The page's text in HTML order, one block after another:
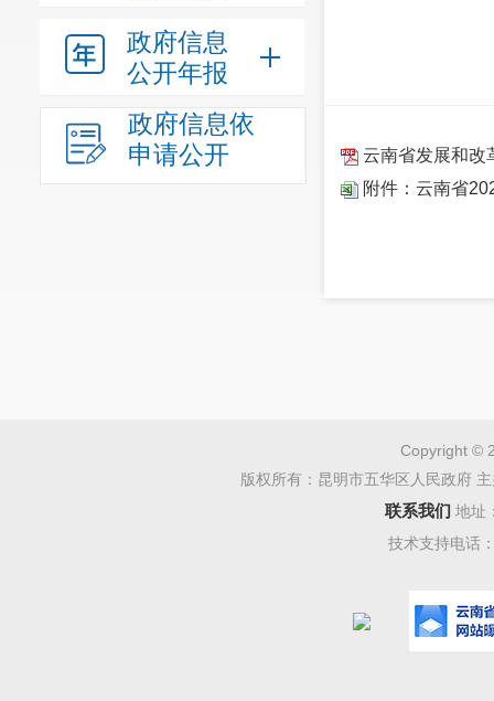
政府信息
公开年报
政府信息依
申请公开
云南省发展和改
附件：云南省
Copyright ©
版权所有：昆明市五华区人民政府
联系我们 地址
技术支持电话